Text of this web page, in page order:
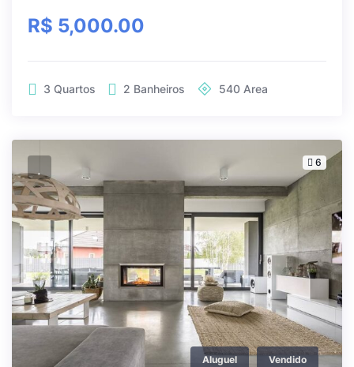
R$ 5,000.00
3 Quartos 2 Banheiros 540 Area
6
Aluguel Vendido